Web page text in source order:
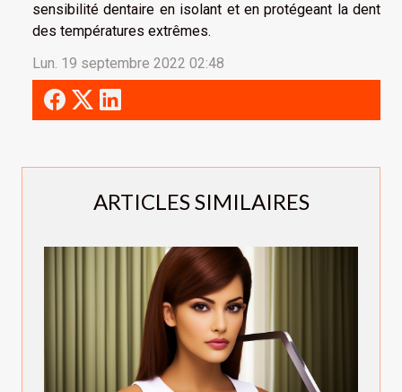
ARTICLES SIMILAIRES
sensibilité dentaire en isolant et en protégeant la dent
des températures extrêmes.
Lun. 19 septembre 2022 02:48